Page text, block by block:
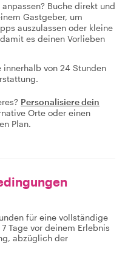
Buche direkt und
Gastgeber, um
auszulassen oder kleine
es deinen Vorlieben
von 24 Stunden
Personalisiere dein
Orte oder einen
Plan.
für eine vollständige
Tage vor deinem Erlebnis
abzüglich der